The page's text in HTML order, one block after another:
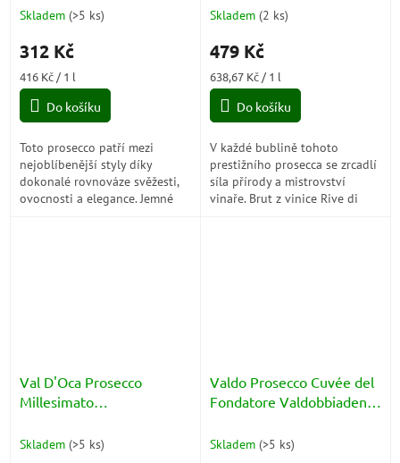
Skladem (>5 ks)
312 Kč
Měrná
cena:
416 Kč / 1 l
Do košíku
Toto prosecco patří mezi
nejoblíbenější styly díky
dokonalé rovnováze svěžesti,
ovocnosti a elegance. Jemné
DOCG 0,75l
Skladem (2 ks)
479 Kč
Měrná
cena:
638,67 Kč / 1 l
Do košíku
V každé bublině tohoto
prestižního prosecca se zrcadlí
síla přírody a mistrovství
vinaře. Brut z vinice Rive di
Val D'Oca Prosecco
Millesimato
Brut DOCG 11,5% 0,75l
Skladem (>5 ks)
Valdo Prosecco Cuvée del
Fondatore Valdobbiadene
Skladem (>5 ks)